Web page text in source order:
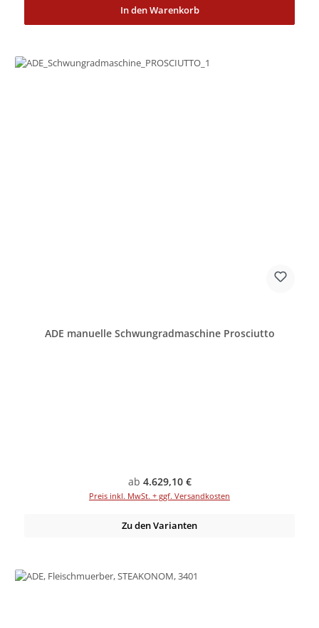
In den Warenkorb
ADE manuelle Schwungradmaschine Prosciutto
Regulärer Preis:
ab 4.629,10 €
Preis inkl. MwSt. + ggf. Versandkosten
Zu den Varianten